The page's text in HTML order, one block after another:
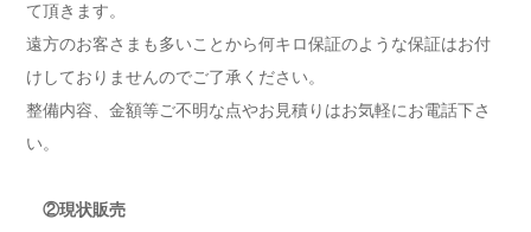
て頂きます。
遠方のお客さまも多いことから何キロ保証のような保証はお付
けしておりませんのでご了承ください。
整備内容、金額等ご不明な点やお見積りはお気軽にお電話下さ
い。
②現状販売